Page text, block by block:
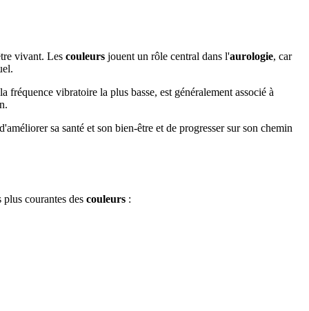
vivant. Les couleurs jouent un rôle central dans l'aurologie, car
vibratoire la plus basse, est généralement associé à
sa santé et son bien-être et de progresser sur son chemin
courantes des couleurs :